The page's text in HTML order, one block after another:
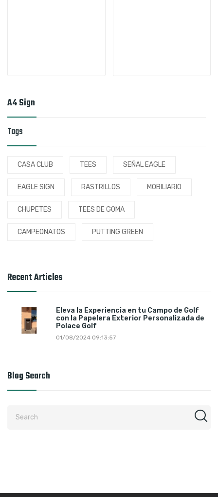
A4 Sign
Tags
CASA CLUB TEES SEÑAL EAGLE
EAGLE SIGN RASTRILLOS MOBILIARIO
CHUPETES TEES DE GOMA
CAMPEONATOS PUTTING GREEN
Recent Articles
Eleva la Experiencia en tu Campo de Golf
con la Papelera Exterior Personalizada de
Polace Golf
01/08/2024 09:13:57
Blog Search